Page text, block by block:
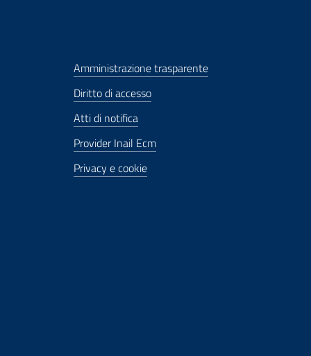
Amministrazione trasparente
Diritto di accesso
Atti di notifica
Provider Inail Ecm
Privacy e cookie